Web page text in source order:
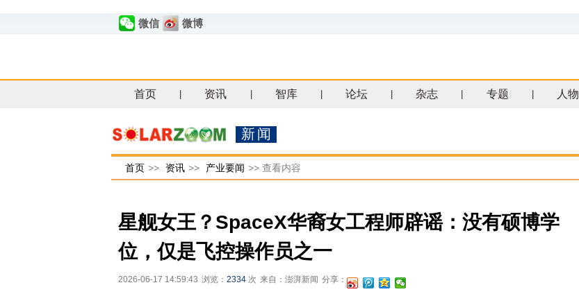
微信 微博
首页 资讯 智库 论坛 杂志 专题 人物
新闻
首页 >> 资讯 >> 产业要闻 >> 查看内容
星舰女王？SpaceX华裔女工程师辟谣：没有硕博学
位，仅是飞控操作员之一
2026-06-17 14:59:43 浏览： 2334 次 来自：澎湃新闻 分享：